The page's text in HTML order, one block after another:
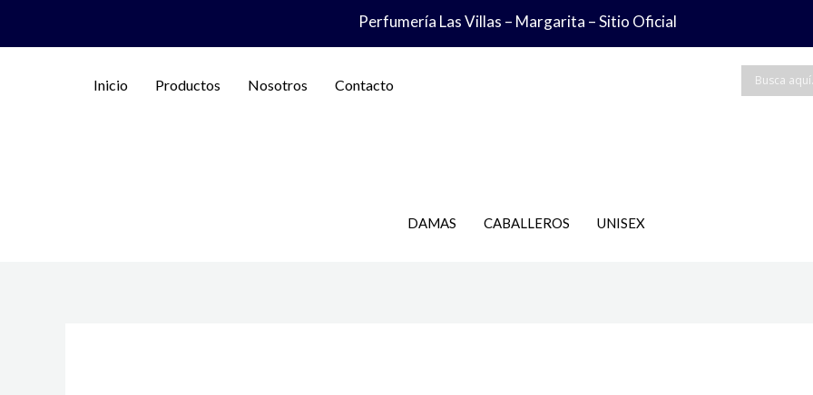
Perfumería Las Villas – Margarita – Sitio Oficial
Inicio Productos Nosotros Contacto
DAMAS CABALLEROS UNISEX